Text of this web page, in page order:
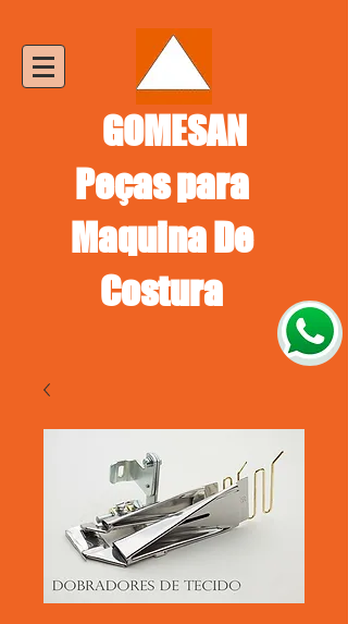
GOMESAN
Peças para
Maquina De
Costura